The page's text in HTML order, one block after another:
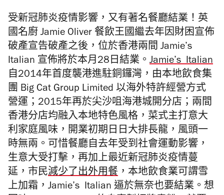
受新冠肺炎疫情影響，又有著名餐廳結業！英
國名廚 Jamie Oliver 餐飲王國繼去年因財困宣佈
破產宣告破產之後，位於香港兩間 Jamie’s
Italian 宣佈將於本月 28 日結業。 Jamie’sItalian
自2014年首度襲港進駐銅鑼灣，由本地飲食集
團 Big Cat Group Limited 以海外特許經營方式
營運；2015年再於尖沙咀海港城開分店；兩間
香港分店均融入本地特色風格，菜式主打意大
利家庭風味，開業初期日日大排長龍，風頭一
時無兩。可惜餐廳自去年受到社會運動影響，
生意大受打擊，再加上最近新冠肺炎疫情蔓
延，市民減少了出外用餐 ，本地飲食業可謂雪
上加霜， Jamie’s Italian 逼於無奈也要結業。想